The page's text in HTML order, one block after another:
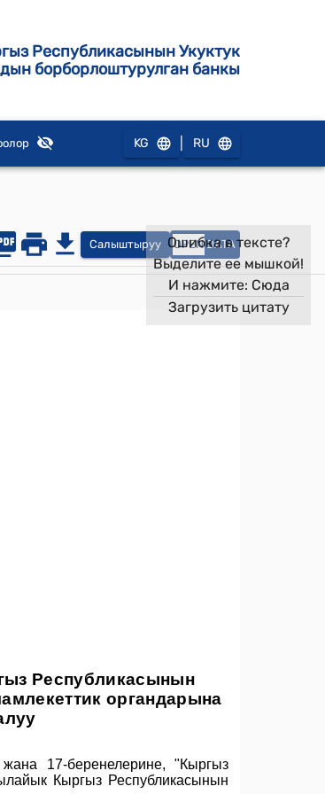
Республикасынын Укуктук
борборлоштурулган банкы
KG RU
Салыштыруу OPEN DATA
Ошибка в тексте?
Выделите ее мышкой!
И нажмите: Сюда
Загрузить цитату